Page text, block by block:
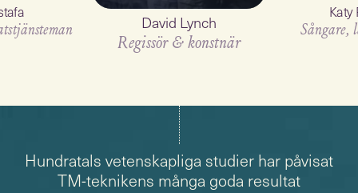
David Lynch
Regissör & konstnär
Katy
Sångare,
Hundratals vetenskapliga studier har påvisat
TM-teknikens många goda resultat